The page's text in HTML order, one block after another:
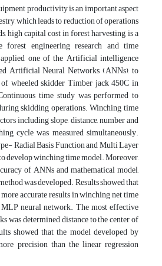
productivity is an important aspect
which leads to reduction of operations
high capital cost in forest harvesting, is a
forest engineering research and time
one of the Artificial intelligence
Artificial Neural Networks (ANNs), to
wheeled skidder Timber jack 450C in
time study was performed to
skidding operations. Winching time
including slope, distance, number and
cycle was measured simultaneously.
Radial Basis Function and Multi Layer
develop winching time model. Moreover,
of ANNs and mathematical model,
was developed. Results showed that
accurate results in winching net time
neural network. The most effective
was determined distance to the center of
showed that the model developed by
precision than the linear regression